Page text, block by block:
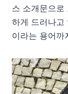
스 소개문으로
하게 드러나고
이라는 용어까